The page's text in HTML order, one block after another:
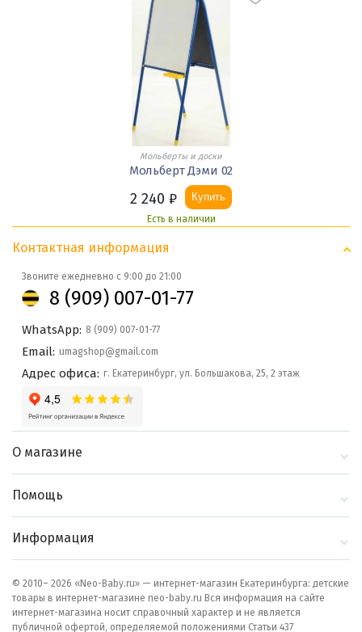
Мольберты и доски
Мольберт Дэми 02
2 240 ₽ Купить
Есть в наличии
Контактная информация
Звоните ежедневно с 9:00 до 21:00
8 (909) 007-01-77
WhatsApp: 8 (909) 007-01-77
Email: umagshop@gmail.com
Адрес офиса: г. Екатеринбург, ул. Большакова, 25, 2 этаж
О магазине
Блог
Помощь
Как сделать заказ
Информация
© 2010– 2026 «Neo-Baby.ru» — интернет-магазин Екатеринбурга: детские
товары в интернет-магазине neo-baby.ru Вся информация на сайте
интернет-магазина носит справочный характер и не является
публичной офертой, определяемой положениями Статьи 437